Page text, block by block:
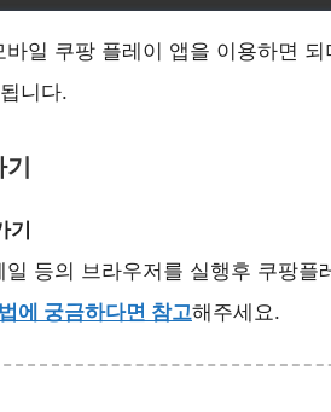
바일 쿠팡 플레이 앱을 이용하면
니다.
일 등의 브라우저를 실행후 쿠팡플
에 궁금하다면 참고해주세요.